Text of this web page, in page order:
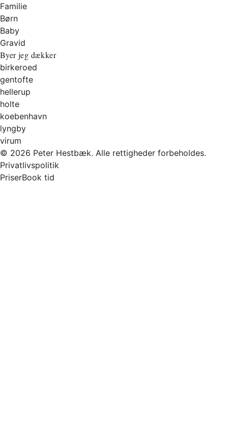
Familie
Børn
Baby
Gravid
Byer jeg dækker
birkeroed
gentofte
hellerup
holte
koebenhavn
lyngby
virum
© 2026 Peter Hestbæk. Alle rettigheder forbeholdes.
Privatlivspolitik
PriserBook tid